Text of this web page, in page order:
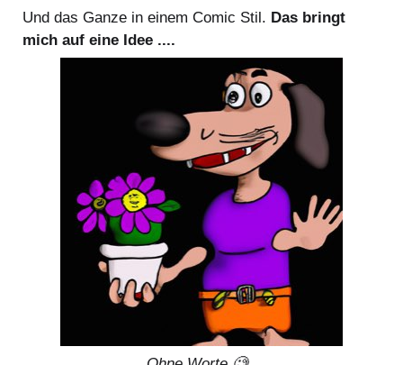
Und das Ganze in einem Comic Stil. Das bringt
mich auf eine Idee ....